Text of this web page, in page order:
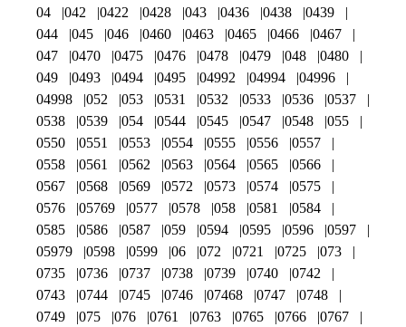
04
042 0422 0428 043 0436 0438
0439
044
045 046 0460 0463 0465 0466
0467
047
0470 0475 0476 0478 0479 048
0480
049
0493 0494 0495 04992 04994
04996
04998
052 053 0531 0532 0533 0536
0537
0538
0539 054 0544 0545 0547 0548
055
0550
0551 0553 0554 0555 0556
0557
0558
0561 0562 0563 0564 0565
0566
0567
0568 0569 0572 0573 0574
0575
0576
05769 0577 0578 058 0581
0584
0585
0586 0587 059 0594 0595 0596
0597
05979
0598 0599 06 072 0721 0725
073
0735
0736 0737 0738 0739 0740
0742
0743
0744 0745 0746 07468 0747
0748
0749
075 076 0761 0763 0765 0766
0767